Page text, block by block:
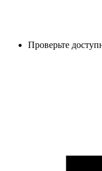
Проверьте